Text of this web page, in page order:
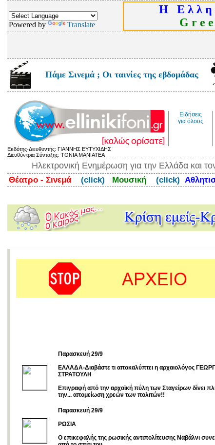
Powered by Translate
Η Ε λ λ η
G r e
Πάμε Σινεμά ; Οι ταινίες της εβδομάδας
Ειδήσεις
για όλους
Εκδότης-Διευθυντής: ΓΙΑΝΝΗΣ ΕΥΤΥΧΙΔΗΣ
Διευθύντρια Σύνταξης: ΤΟΝΙΑ ΜΑΝΙΑΤΕΑ
Ηλεκτρονική Ενημέρωση για την Ελλάδα και
Θέατρο - Σινεμά (click) Μουσική (click)
Παρασκευή 29/9
ΕΛΛΑΔΑ-Διαβάστε τι αποκαλύπτει η αρχαιολόγος
ΣΤΡΑΤΟΥΛΗ
Επιγραφή από την αρχαϊκή πύλη των Σταγείρων δίνει
την... απομείωση χρεών των πολιτών!!
Παρασκευή 29/9
ΡΩΣΙΑ
Ο επικεφαλής της ρωσικής αντιπολίτευσης Ναβάλνι